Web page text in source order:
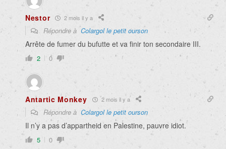
Nestor 2 mois il y a
Répondre à Colargol le petit ourson
Arrête de fumer du bufutte et va finir ton secondaire III.
2 0
Antartic Monkey 2 mois il y a
Répondre à Colargol le petit ourson
Il n’y a pas d’appartheid en Palestine, pauvre idiot.
5 0